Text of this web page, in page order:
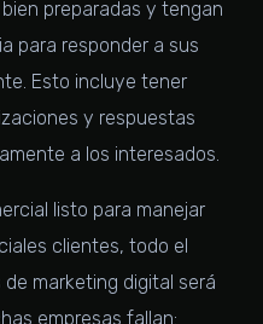
preparadas y tengan
para responder a sus
Esto incluye tener
y respuestas
a los interesados.
listo para manejar
clientes, todo el
marketing digital será
empresas fallan: